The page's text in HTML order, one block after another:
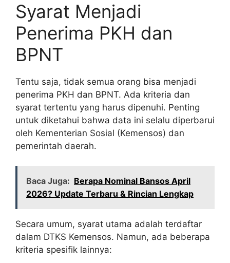
Syarat Menjadi
Penerima PKH dan
BPNT
Tentu saja, tidak semua orang bisa menjadi
penerima PKH dan BPNT. Ada kriteria dan
syarat tertentu yang harus dipenuhi. Penting
untuk diketahui bahwa data ini selalu diperbarui
oleh Kementerian Sosial (Kemensos) dan
pemerintah daerah.
Baca Juga: Berapa Nominal Bansos April
2026? Update Terbaru & Rincian Lengkap
Secara umum, syarat utama adalah terdaftar
dalam DTKS Kemensos. Namun, ada beberapa
kriteria spesifik lainnya: